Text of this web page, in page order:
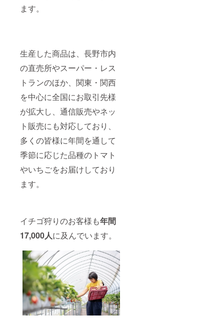
ます。
生産した商品は、長野市内
の直売所やスーパー・レス
トランのほか、関東・関西
を中心に全国にお取引先様
が拡大し、通信販売やネッ
ト販売にも対応しており、
多くの皆様に年間を通して
季節に応じた品種のトマト
やいちごをお届けしており
ます。
イチゴ狩りのお客様も年間
17,000人に及んでいます。